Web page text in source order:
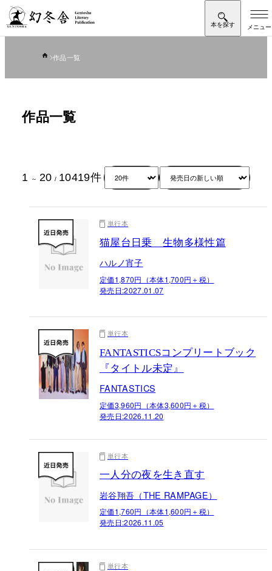
作品一覧
作品一覧
1 ～ 20 / 10419件
単行本
猫屋台日乗 生物多様性篇
ハルノ宵子
定価1,870円（本体1,700円＋税）
発売日:2027.01.07
単行本
FANTASTICSコンプリートブック
『タイトル未定』
FANTASTICS
定価3,960円（本体3,600円＋税）
発売日:2026.11.20
単行本
一人分の夜を生き直す
岩谷翔吾（THE RAMPAGE）
定価1,760円（本体1,600円＋税）
発売日:2026.11.05
単行本